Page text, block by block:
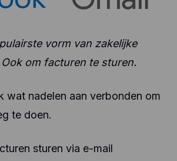
vorm van zakelijke
om facturen te sturen.
wat nadelen aan verbonden om
te doen.
sturen via e-mail